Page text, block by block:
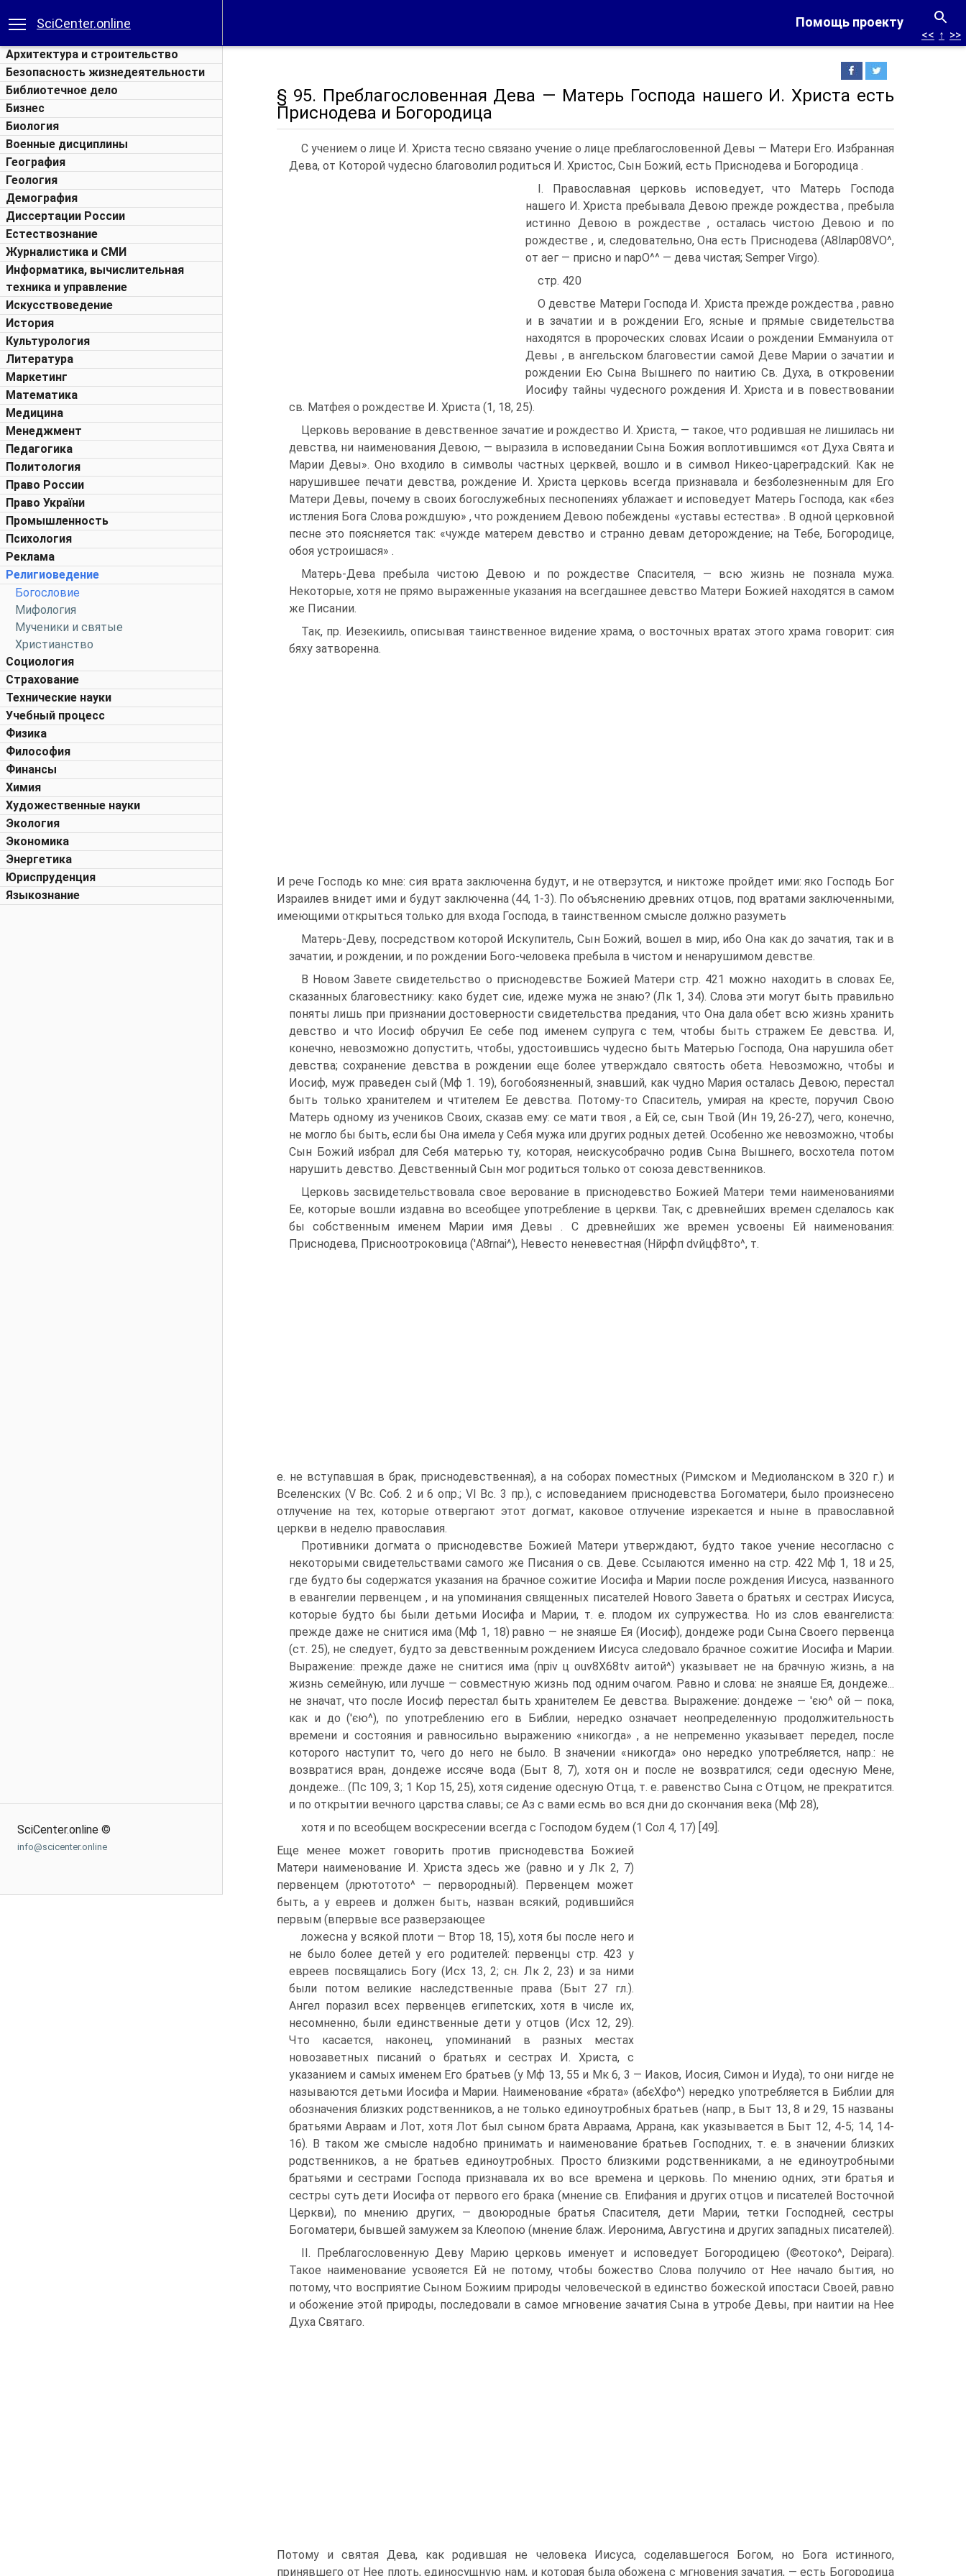
Помощь проекту
SciCenter.online
Архитектура и строительство
Безопасность жизнедеятельности
Библиотечное дело
Бизнес
Биология
Военные дисциплины
География
Геология
Демография
Диссертации России
Естествознание
Журналистика и СМИ
Информатика, вычислительная
техника и управление
Искусствоведение
История
Культурология
Литература
Маркетинг
Математика
Медицина
Менеджмент
Педагогика
Политология
Право России
Право України
Промышленность
Психология
Реклама
Религиоведение
Богословие
Мифология
Мученики и святые
Христианство
Социология
Страхование
Технические науки
Учебный процесс
Физика
Философия
Финансы
Химия
Художественные науки
Экология
Экономика
Энергетика
Юриспруденция
Языкознание
SciCenter.online ©
info@scicenter.online
<< ↑ >>
§ 95. Преблагословенная Дева — Матерь Господа нашего И. Христа есть
Приснодева и Богородица
С учением о лице И. Христа тесно связано учение о лице преблагословенной Девы — Матери Его. Избранная
Дева, от Которой чудесно благоволил родиться И. Христос, Сын Божий, есть Приснодева и Богородица .
I. Православная церковь исповедует, что Матерь Господа
нашего И. Христа пребывала Девою прежде рождества , пребыла
истинно Девою в рождестве , осталась чистою Девою и по
рождестве , и, следовательно, Она есть Приснодева (A8lлap08VO^,
от аег — присно и napO^^ — дева чистая; Semper Virgo).
стр. 420
О девстве Матери Господа И. Христа прежде рождества , равно
и в зачатии и в рождении Его, ясные и прямые свидетельства
находятся в пророческих словах Исаии о рождении Еммануила от
Девы , в ангельском благовестии самой Деве Марии о зачатии и
рождении Ею Сына Вышнего по наитию Св. Духа, в откровении
Иосифу тайны чудесного рождения И. Христа и в повествовании
св. Матфея о рождестве И. Христа (1, 18, 25).
Церковь верование в девственное зачатие и рождество И. Христа, — такое, что родившая не лишилась ни
девства, ни наименования Девою, — выразила в исповедании Сына Божия воплотившимся «от Духа Свята и
Марии Девы». Оно входило в символы частных церквей, вошло и в символ Никео-цареградский. Как не
нарушившее печати девства, рождение И. Христа церковь всегда признавала и безболезненным для Его
Матери Девы, почему в своих богослужебных песнопениях ублажает и исповедует Матерь Господа, как «без
истления Бога Слова рождшую» , что рождением Девою побеждены «уставы естества» . В одной церковной
песне это поясняется так: «чужде матерем девство и странно девам деторождение; на Тебе, Богородице,
обоя устроишася» .
Матерь-Дева пребыла чистою Девою и по рождестве Спасителя, — всю жизнь не познала мужа.
Некоторые, хотя не прямо выраженные указания на всегдашнее девство Матери Божией находятся в самом
же Писании.
Так, пр. Иезекииль, описывая таинственное видение храма, о восточных вратах этого храма говорит: сия
бяху затворенна.
И рече Господь ко мне: сия врата заключенна будут, и не отверзутся, и никтоже пройдет ими: яко Господь Бог
Израилев внидет ими и будут заключенна (44, 1-3). По объяснению древних отцов, под вратами заключенными,
имеющими открыться только для входа Господа, в таинственном смысле должно разуметь
Матерь-Деву, посредством которой Искупитель, Сын Божий, вошел в мир, ибо Она как до зачатия, так и в
зачатии, и рождении, и по рождении Бого-человека пребыла в чистом и ненарушимом девстве.
В Новом Завете свидетельство о приснодевстве Божией Матери стр. 421 можно находить в словах Ее,
сказанных благовестнику: како будет сие, идеже мужа не знаю? (Лк 1, 34). Слова эти могут быть правильно
поняты лишь при признании достоверности свидетельства предания, что Она дала обет всю жизнь хранить
девство и что Иосиф обручил Ее себе под именем супруга с тем, чтобы быть стражем Ее девства. И,
конечно, невозможно допустить, чтобы, удостоившись чудесно быть Матерью Господа, Она нарушила обет
девства; сохранение девства в рождении еще более утверждало святость обета. Невозможно, чтобы и
Иосиф, муж праведен сый (Мф 1. 19), богобоязненный, знавший, как чудно Мария осталась Девою, перестал
быть только хранителем и чтителем Ее девства. Потому-то Спаситель, умирая на кресте, поручил Свою
Матерь одному из учеников Своих, сказав ему: се мати твоя , а Ей; се, сын Твой (Ин 19, 26-27), чего, конечно,
не могло бы быть, если бы Она имела у Себя мужа или других родных детей. Особенно же невозможно, чтобы
Сын Божий избрал для Себя матерью ту, которая, неискусобрачно родив Сына Вышнего, восхотела потом
нарушить девство. Девственный Сын мог родиться только от союза девственников.
Церковь засвидетельствовала свое верование в приснодевство Божией Матери теми наименованиями
Ее, которые вошли издавна во всеобщее употребление в церкви. Так, с древнейших времен сделалось как
бы собственным именем Марии имя Девы . С древнейших же времен усвоены Ей наименования:
Приснодева, Присноотроковица ('A8rnai^), Невесто неневестная (Нйрфп dvйцф8то^, т.
е. не вступавшая в брак, приснодевственная), а на соборах поместных (Римском и Медиоланском в 320 г.) и
Вселенских (V Вс. Соб. 2 и 6 опр.; VI Вс. 3 пр.), с исповеданием приснодевства Богоматери, было произнесено
отлучение на тех, которые отвергают этот догмат, каковое отлучение изрекается и ныне в православной
церкви в неделю православия.
Противники догмата о приснодевстве Божией Матери утверждают, будто такое учение несогласно с
некоторыми свидетельствами самого же Писания о св. Деве. Ссылаются именно на стр. 422 Мф 1, 18 и 25,
где будто бы содержатся указания на брачное сожитие Иосифа и Марии после рождения Иисуса, названного
в евангелии первенцем , и на упоминания священных писателей Нового Завета о братьях и сестрах Иисуса,
которые будто бы были детьми Иосифа и Марии, т. е. плодом их супружества. Но из слов евангелиста:
прежде даже не снитися има (Мф 1, 18) равно — не знаяше Ея (Иосиф), дондеже роди Сына Своего первенца
(ст. 25), не следует, будто за девственным рождением Иисуса следовало брачное сожитие Иосифа и Марии.
Выражение: прежде даже не снитися има (npiv ц ouv8X68tv аитой^) указывает не на брачную жизнь, а на
жизнь семейную, или лучше — совместную жизнь под одним очагом. Равно и слова: не знаяше Ея, дондеже...
не значат, что после Иосиф перестал быть хранителем Ее девства. Выражение: дондеже — 'єю^ ой — пока,
как и до ('єю^), по употреблению его в Библии, нередко означает неопределенную продолжительность
времени и состояния и равносильно выражению «никогда» , а не непременно указывает передел, после
которого наступит то, чего до него не было. В значении «никогда» оно нередко употребляется, напр.: не
возвратися вран, дондеже иссяче вода (Быт 8, 7), хотя он и после не возвратился; седи одесную Мене,
дондеже... (Пс 109, 3; 1 Кор 15, 25), хотя сидение одесную Отца, т. е. равенство Сына с Отцом, не прекратится.
и по открытии вечного царства славы; се Аз с вами есмь во вся дни до скончания века (Мф 28),
хотя и по всеобщем воскресении всегда с Господом будем (1 Сол 4, 17) [49].
Еще менее может говорить против приснодевства Божией
Матери наименование И. Христа здесь же (равно и у Лк 2, 7)
первенцем (лрютотото^ — первородный). Первенцем может
быть, а у евреев и должен быть, назван всякий, родившийся
первым (впервые все разверзающее
ложесна у всякой плоти — Втор 18, 15), хотя бы после него и
не было более детей у его родителей: первенцы стр. 423 у
евреев посвящались Богу (Исх 13, 2; сн. Лк 2, 23) и за ними
были потом великие наследственные права (Быт 27 гл.).
Ангел поразил всех первенцев египетских, хотя в числе их,
несомненно, были единственные дети у отцов (Исх 12, 29).
Что касается, наконец, упоминаний в разных местах
новозаветных писаний о братьях и сестрах И. Христа, с
указанием и самых именем Его братьев (у Мф 13, 55 и Мк 6, 3 — Иаков, Иосия, Симон и Иуда), то они нигде не
называются детьми Иосифа и Марии. Наименование «брата» (абєХфо^) нередко употребляется в Библии для
обозначения близких родственников, а не только единоутробных братьев (напр., в Быт 13, 8 и 29, 15 названы
братьями Авраам и Лот, хотя Лот был сыном брата Авраама, Аррана, как указывается в Быт 12, 4-5; 14, 14-
16). В таком же смысле надобно принимать и наименование братьев Господних, т. е. в значении близких
родственников, а не братьев единоутробных. Просто близкими родственниками, а не единоутробными
братьями и сестрами Господа признавала их во все времена и церковь. По мнению одних, эти братья и
сестры суть дети Иосифа от первого его брака (мнение св. Епифания и других отцов и писателей Восточной
Церкви), по мнению других, — двоюродные братья Спасителя, дети Марии, тетки Господней, сестры
Богоматери, бывшей замужем за Клеопою (мнение блаж. Иеронима, Августина и других западных писателей).
II. Преблагословенную Деву Марию церковь именует и исповедует Богородицею (©єотоко^, Deipara).
Такое наименование усвояется Ей не потому, чтобы божество Слова получило от Нее начало бытия, но
потому, что восприятие Сыном Божиим природы человеческой в единство божеской ипостаси Своей, равно
и обожение этой природы, последовали в самое мгновение зачатия Сына в утробе Девы, при наитии на Нее
Духа Святаго.
Потому и святая Дева, как родившая не человека Иисуса, соделавшегося Богом, но Бога истинного,
принявшего от Нее плоть, единосущную нам, и которая была обожена с мгновения зачатия, — есть Богородица